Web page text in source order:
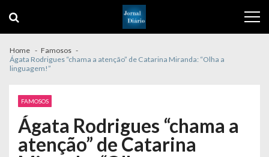
navigation
content
Home
Famosos
Ágata Rodrigues “chama a atenção” de Catarina Miranda: “Olha a
linguagem!”
FAMOSOS
Ágata Rodrigues “chama a
atenção” de Catarina